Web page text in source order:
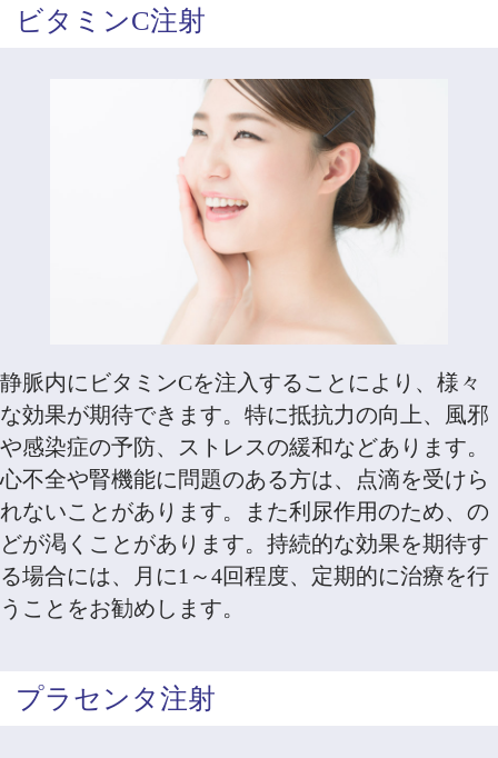
ビタミンC注射
静脈内にビタミンCを注入することにより、様々
な効果が期待できます。特に抵抗力の向上、風邪
や感染症の予防、ストレスの緩和などあります。
心不全や腎機能に問題のある方は、点滴を受けら
れないことがあります。また利尿作用のため、の
どが渇くことがあります。持続的な効果を期待す
る場合には、月に1～4回程度、定期的に治療を行
うことをお勧めします。
プラセンタ注射